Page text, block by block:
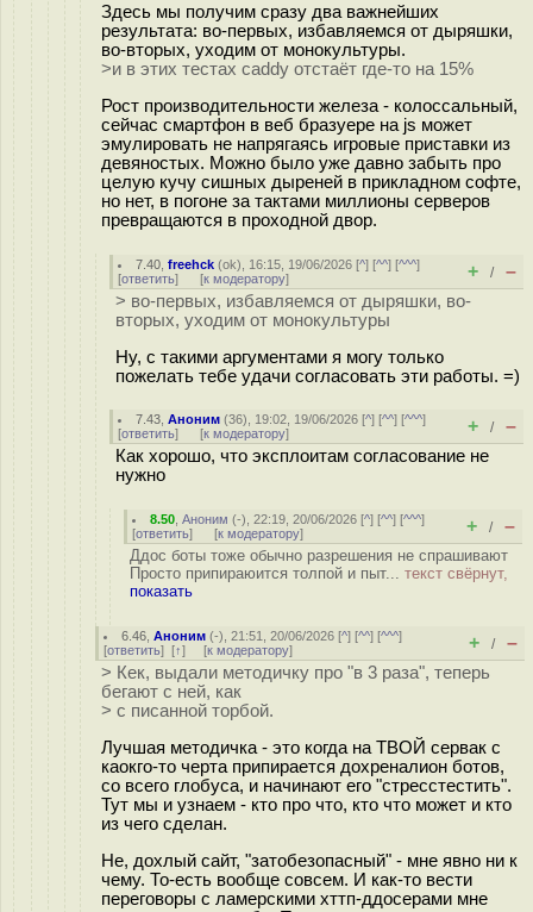
Здесь мы получим сразу два важнейших
результата: во-первых, избавляемся от дыряшки,
во-вторых, уходим от монокультуры.
>и в этих тестах caddy отстаёт где-то на 15%
Рост производительности железа - колоссальный,
сейчас смартфон в веб бразуере на js может
эмулировать не напрягаясь игровые приставки из
девяностых. Можно было уже давно забыть про
целую кучу сишных дыреней в прикладном софте,
но нет, в погоне за тактами миллионы серверов
превращаются в проходной двор.
7.40 ,freehck (ok), 16:15, 19/06/2026 [^] [^^] [^^^]
[ответить] [к модератору] + / –
> во-первых, избавляемся от дыряшки, во-
вторых, уходим от монокультуры
Ну, с такими аргументами я могу только
пожелать тебе удачи согласовать эти работы. =)
7.43 ,Аноним (36), 19:02, 19/06/2026 [^] [^^] [^^^]
[ответить] [к модератору] + / –
Как хорошо, что эксплоитам согласование не
нужно
8.50 ,Аноним (-), 22:19, 20/06/2026 [^] [^^] [^^^]
[ответить] [к модератору] + / –
Ддос боты тоже обычно разрешения не спрашивают
Просто припираюится толпой и пыт... текст свёрнут,
показать
6.46 ,Аноним (-), 21:51, 20/06/2026 [^] [^^] [^^^]
[ответить] [↑] [к модератору] + / –
> Кек, выдали методичку про "в 3 раза", теперь
бегают с ней, как
> с писанной торбой.
Лучшая методичка - это когда на ТВОЙ сервак с
каокго-то черта припирается дохреналион ботов,
со всего глобуса, и начинают его "стресстестить".
Тут мы и узнаем - кто про что, кто что может и кто
из чего сделан.
Не, дохлый сайт, "затобезопасный" - мне явно ни к
чему. То-есть вообще совсем. И как-то вести
переговоры с ламерскими хттп-ддосерами мне